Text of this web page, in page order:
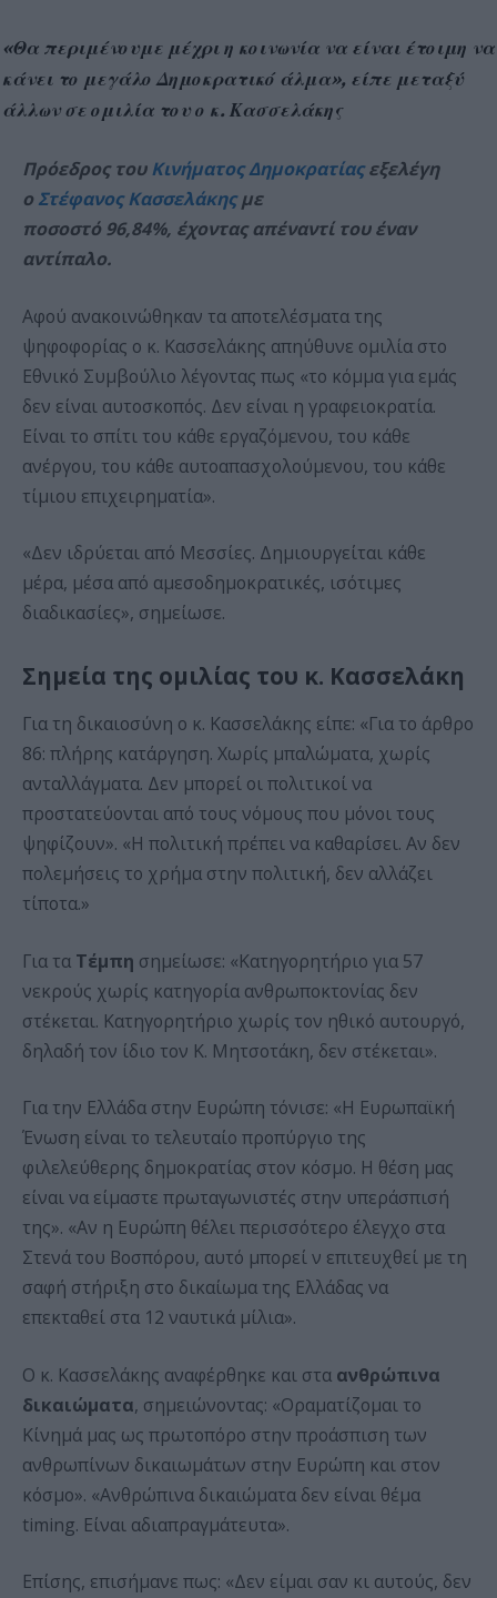
«Θα περιμένουμε μέχρι η κοινωνία να είναι έτοιμη να
κάνει το μεγάλο Δημοκρατικό άλμα», είπε μεταξύ
άλλων σε ομιλία του ο κ. Κασσελάκης
Πρόεδρος τουΚινήματος Δημοκρατίαςεξελέγη
ο Στέφανος Κασσελάκηςμε
ποσοστό 96,84%, έχοντας απέναντί του έναν
αντίπαλο.
Αφού ανακοινώθηκαν τα αποτελέσματα της
ψηφοφορίας ο κ. Κασσελάκης απηύθυνε ομιλία στο
Εθνικό Συμβούλιο λέγοντας πως «το κόμμα για εμάς
δεν είναι αυτοσκοπός. Δεν είναι η γραφειοκρατία.
Είναι το σπίτι του κάθε εργαζόμενου, του κάθε
ανέργου, του κάθε αυτοαπασχολούμενου, του κάθε
τίμιου επιχειρηματία».
«Δεν ιδρύεται από Μεσσίες. Δημιουργείται κάθε
μέρα, μέσα από αμεσοδημοκρατικές, ισότιμες
διαδικασίες», σημείωσε.
Σημεία της ομιλίας του κ. Κασσελάκη
Για τη δικαιοσύνη ο κ. Κασσελάκης είπε: «Για το άρθρο
86: πλήρης κατάργηση. Χωρίς μπαλώματα, χωρίς
ανταλλάγματα. Δεν μπορεί οι πολιτικοί να
προστατεύονται από τους νόμους που μόνοι τους
ψηφίζουν». «Η πολιτική πρέπει να καθαρίσει. Αν δεν
πολεμήσεις το χρήμα στην πολιτική, δεν αλλάζει
τίποτα.»
Για τα Τέμπη σημείωσε: «Κατηγορητήριο για 57
νεκρούς χωρίς κατηγορία ανθρωποκτονίας δεν
στέκεται. Κατηγορητήριο χωρίς τον ηθικό αυτουργό,
δηλαδή τον ίδιο τον Κ. Μητσοτάκη, δεν στέκεται».
Για την Ελλάδα στην Ευρώπη τόνισε: «Η Ευρωπαϊκή
Ένωση είναι το τελευταίο προπύργιο της
φιλελεύθερης δημοκρατίας στον κόσμο. Η θέση μας
είναι να είμαστε πρωταγωνιστές στην υπεράσπισή
της». «Αν η Ευρώπη θέλει περισσότερο έλεγχο στα
Στενά του Βοσπόρου, αυτό μπορεί ν επιτευχθεί με τη
σαφή στήριξη στο δικαίωμα της Ελλάδας να
επεκταθεί στα 12 ναυτικά μίλια».
Ο κ. Κασσελάκης αναφέρθηκε και στα ανθρώπινα
δικαιώματα, σημειώνοντας: «Οραματίζομαι το
Κίνημά μας ως πρωτοπόρο στην προάσπιση των
ανθρωπίνων δικαιωμάτων στην Ευρώπη και στον
κόσμο». «Ανθρώπινα δικαιώματα δεν είναι θέμα
timing. Είναι αδιαπραγμάτευτα».
Επίσης, επισήμανε πως: «Δεν είμαι σαν κι αυτούς, δεν